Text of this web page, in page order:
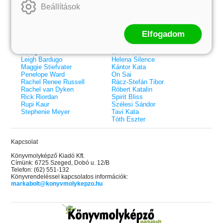
21.
dicsőség (Az Előhírnök-trilógia
3.)
Különleges éldekorált kiadás!
31.
Colleen Hoover
Elle Kennedy
Jenny Han
Leigh Bardugo
Maggie Stiefvater
Penelope Ward
Rachel Renee Russell
Rachel van Dyken
Rick Riordan
Rupi Kaur
Stephenie Meyer
Böszörményi Gyula
Cselenyák Imre
Csukás István
Ecsédi Orsolya
Eszes Rita
Helena Silence
Kántor Kata
On Sai
Rácz-Stefán Tibor
Róbert Katalin
Spirit Bliss
Szélesi Sándor
Tavi Kata
Tóth Eszter
Kapcsolat
Könyvmolyképző Kiadó Kft.
Címünk: 6725 Szeged, Dobó u. 12/B
Telefon: (62) 551-132
Könyvrendeléssel kapcsolatos információk:
markabolt@konyvmolykepzo.hu
Beállítások
Elfogadom